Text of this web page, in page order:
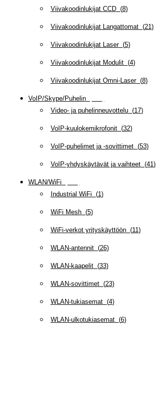
Viivakoodinlukijat CCD(8)
Viivakoodinlukijat Langattomat(21)
Viivakoodinlukijat Laser(5)
Viivakoodinlukijat Modulit(4)
Viivakoodinlukijat Omni-Laser(8)
VoIP/Skype/Puhelin(
Video- ja puhelinneuvottelu(17)
VoIP-kuulokemikrofonit(32)
VoIP-puhelimet ja -sovittimet(53)
VoIP-yhdyskäytävät ja vaihteet(41)
WLAN/WiFi
Industrial WiFi (1)
WiFi Mesh(5)
WiFi-verkot yrityskäyttöön(11)
WLAN-antennit(26)
WLAN-kaapelit(33)
WLAN-sovittimet(23)
WLAN-tukiasemat(4)
WLAN-ulkotukiasemat(6)